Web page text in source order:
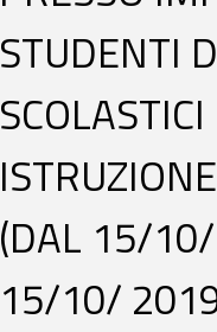
STUDENTI
(DAL 15/
15/10/